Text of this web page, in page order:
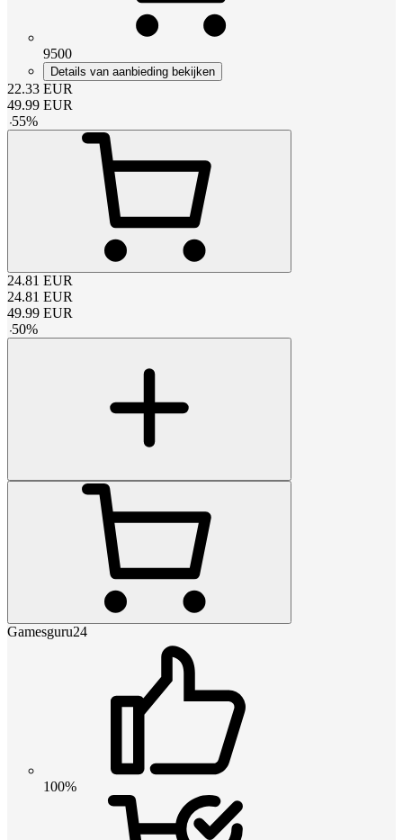
9500
Details van aanbieding bekijken
22.33 EUR
49.99 EUR
-55%
24.81 EUR
24.81 EUR
49.99 EUR
-50%
Gamesguru24
100%